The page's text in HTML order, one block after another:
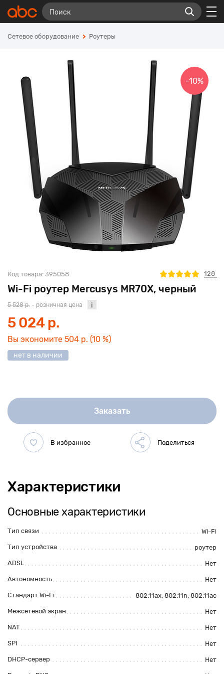
Сетевое оборудование Роутеры
Wi-Fi роутер Mercusys MR70X, черный
Код товара: 395058 128
-10%
5 528 р. - розничная цена
5 024 р.
Вы экономите 504 р. (10 %)
нет в наличии
Заказать
Характеристики
Основные характеристики
Тип связи Wi-Fi
Тип устройства роутер
ADSL Нет
Автономность Нет
Стандарт Wi-Fi 802.11ax, 802.11n, 802.11ac
Межсетевой экран Нет
NAT Нет
SPI Нет
DHCP-сервер Нет